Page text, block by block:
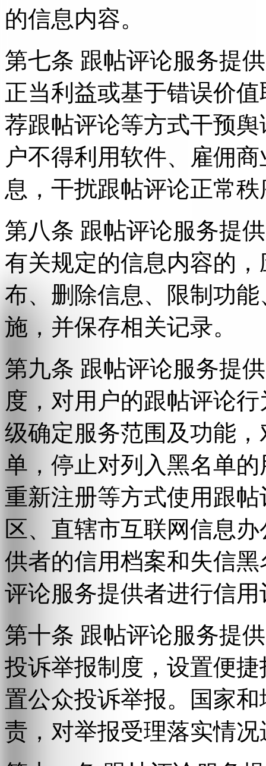
的信息内容。
第七条 跟帖评论服务提
正当利益或基于错误价
荐跟帖评论等方式干预
户不得利用软件、雇佣
息，干扰跟帖评论正常
第八条 跟帖评论服务提
有关规定的信息内容的
布、删除信息、限制功
施，并保存相关记录。
第九条 跟帖评论服务提
度，对用户的跟帖评论
级确定服务范围及功能
单，停止对列入黑名单
重新注册等方式使用跟
区、直辖市互联网信息
供者的信用档案和失信
评论服务提供者进行信用
第十条 跟帖评论服务提
投诉举报制度，设置便
置公众投诉举报。国家
责，对举报受理落实情